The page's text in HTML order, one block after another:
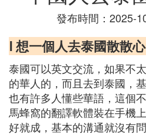
發布時間：2025-
Ⅰ 想一個人去泰國散散
泰國可以英文交流，如果不
的華人的，而且去到泰國，
也有許多人懂些華語，這個
馬蜂窩的翻譯軟體裝在手機
好就成，基本的溝通就沒有問